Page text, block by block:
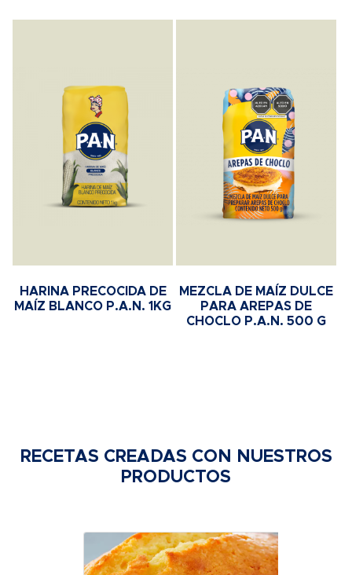
HARINA PRECOCIDA DE
MAÍZ BLANCO P.A.N. 1KG
MEZCLA DE MAÍZ DULCE
PARA AREPAS DE
CHOCLO P.A.N. 500 G
RECETAS CREADAS CON NUESTROS
PRODUCTOS